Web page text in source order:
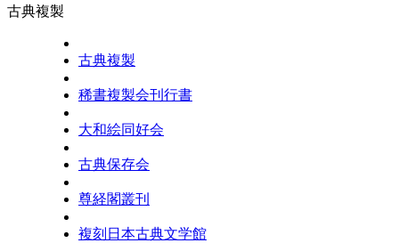
古典複製
古典複製
稀書複製会刊行書
大和絵同好会
古典保存会
尊経閣叢刊
複刻日本古典文学館